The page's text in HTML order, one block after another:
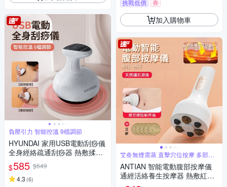
負壓引力 智能控溫 9檔調節
HYUNDAI 家用USB電動刮痧儀
全身經絡疏通刮痧器 熱敷揉腹
儀 頸椎肌肉淋巴排毒按摩放鬆
儀（非醫療器材）
$585 $649
4.3 (6)
挑戰低價 券
加入購物車
艾灸無煙需蒸 直擊穴位按摩 多部位
舒緩
ANTIAN 智能電動腹部按摩儀
通經活絡養生按摩器 熱敷紅光
滾磁珠揉腹儀 暖腹暖宮寶-白色